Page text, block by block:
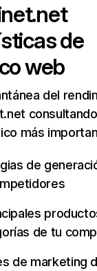
de
web
del
más
de
de tu
de marketing